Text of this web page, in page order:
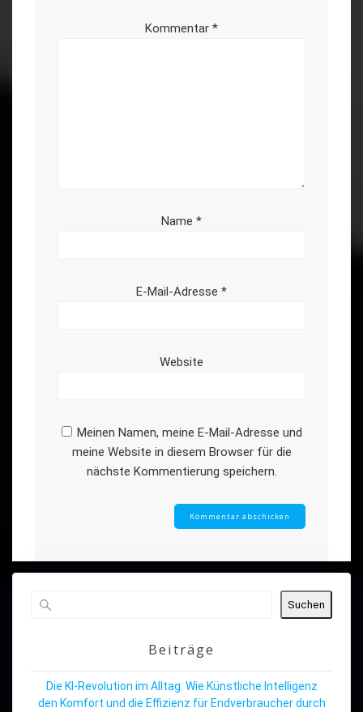
Kommentar *
Name *
E-Mail-Adresse *
Website
Meinen Namen, meine E-Mail-Adresse und
meine Website in diesem Browser für die
nächste Kommentierung speichern.
Suchen
Beiträge
Die KI-Revolution im Alltag: Wie Künstliche Intelligenz
den Komfort und die Effizienz für Endverbraucher durch